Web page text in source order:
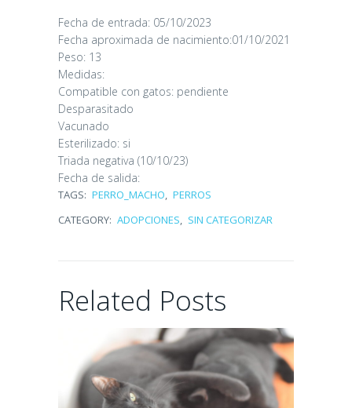
Fecha de entrada: 05/10/2023
Fecha aproximada de nacimiento:01/10/2021
Peso: 13
Medidas:
Compatible con gatos: pendiente
Desparasitado
Vacunado
Esterilizado: si
Triada negativa (10/10/23)
Fecha de salida:
TAGS: PERRO_MACHO, PERROS
CATEGORY: ADOPCIONES, SIN CATEGORIZAR
Related Posts
Mikasa y Sorbas
6 days ago
10 days ago